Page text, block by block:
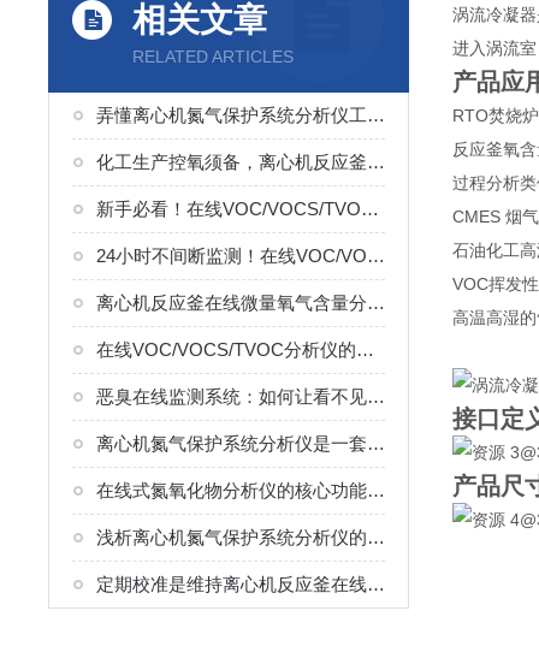
相关文章
RELATED ARTICLES
弄懂离心机氮气保护系统分析仪工作过程，这些操作细节切莫忽视
化工生产控氧须备，离心机反应釜在线氧含量分析仪实用知识点汇总
新手必看！在线VOC/VOCS/TVOC分析仪使用技巧，告别数据偏差
24小时不间断监测！在线VOC/VOCS/TVOC分析仪的关键使用要点
离心机反应釜在线微量氧气含量分析仪咋用？这些要点记牢不踩坑
在线VOC/VOCS/TVOC分析仪的运行过程分为三个步骤
恶臭在线监测系统：如何让看不见的污染无处遁形？
离心机氮气保护系统分析仪是一套专业化的安全防护系统
在线式氮氧化物分析仪的核心功能是连续、实时地检测工业烟气
浅析离心机氮气保护系统分析仪的三大关键环节
定期校准是维持离心机反应釜在线微量氧气含量分析仪测量精度的关键
涡流冷凝
进入涡流
产品应
RTO焚烧
反应釜氧
过程分析
CMES 烟
石油化工
VOC挥发
高温高湿
接口定
产品尺